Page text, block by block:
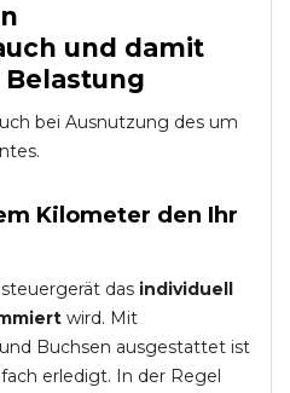
und damit
bei Ausnutzung des um
Kilometer den Ihr
das individuell
wird. Mit
Buchsen ausgestattet ist
erledigt. In der Regel